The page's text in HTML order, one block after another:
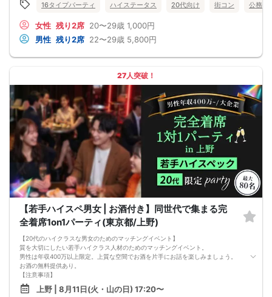
等）によりイベント中止になる可能性もございます。
・当日は時間に余裕をもってお越しください。10分以上の遅刻はご参加をお断り
する場合がございます。
【その他】
男女10対10
■飲食
アルコール/ソフトドリンク付き
16タイプパーティ ハイステータス 20代向け 街コン 公務員
女性 残り2席 20〜29歳 1,000円
男性 残り2席 22〜29歳 5,800円
27人突破！
【若手ハイスペ男女 | お酒付き】同世代で集まる完
全着席1on1パーティ(東京都/上野)
【20代のハイクラスな男女のためのマッチングイベント】
質を大切にしたい若手ハイクラス人材のためのマッチングイベント。
男性は年収400万以上限定。上質な空間でお酒を片手にお話を楽しみましょう。
お酒の無料提供あり。
【注意事項】
■当日の持ち物
・公的身分証明書 ※ご提示いただけない方はご参加いただけません
上野 | 8月11日(火・山の日) 17:20〜